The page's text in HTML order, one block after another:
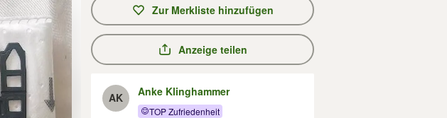
Zur Merkliste hinzufügen
Anzeige teilen
AK Anke Klinghammer
TOP Zufriedenheit